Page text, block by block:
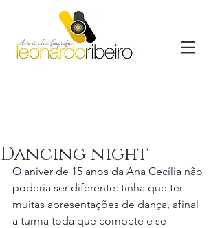
Dancing night
O aniver de 15 anos da Ana Cecília não
poderia ser diferente: tinha que ter
muitas apresentações de dança, afinal
a turma toda que compete e se